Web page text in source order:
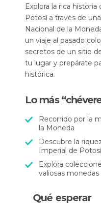
Explora la rica
Potosí a través de
Nacional de la
un viaje al pasado
secretos de un sitio
tu lugar y prepárate
histórica.
Lo más
Recorrido por la
la Moneda
Descubre la
Imperial de Potosí
Explora
valiosas monedas
Qué esperar